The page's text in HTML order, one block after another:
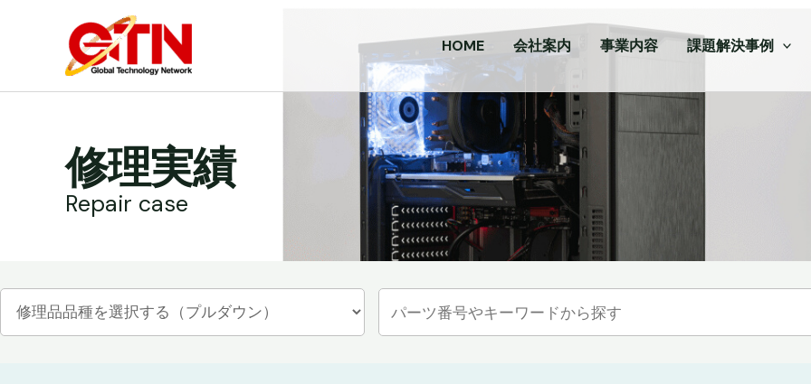
HOME 会社案内 事業内容 課題解決事例
修理実績
Repair case